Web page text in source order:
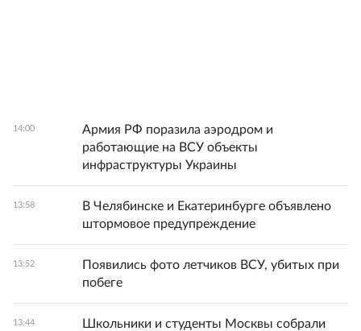
14:00
Армия РФ поразила аэродром и
работающие на ВСУ объекты
инфраструктуры Украины
13:58
В Челябинске и Екатеринбурге объявлено
штормовое предупреждение
13:52
Появились фото летчиков ВСУ, убитых при
побеге
13:44
Школьники и студенты Москвы собрали